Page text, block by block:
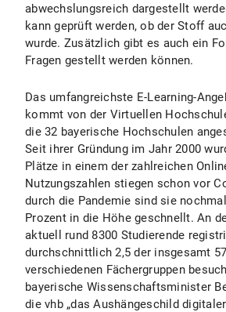
abwechslungsreich dargestellt
kann geprüft werden, ob der Stoff
wurde. Zusätzlich gibt es auch ein
Fragen gestellt werden können.
Das umfangreichste E-Learning-
kommt von der Virtuellen
die 32 bayerische Hochschulen
Seit ihrer Gründung im Jahr 2000
Plätze in einem der zahlreichen
Nutzungszahlen stiegen schon vor
durch die Pandemie sind sie
Prozent in die Höhe geschnellt. An
aktuell rund 8300 Studierende
durchschnittlich 2,5 der insgesamt
verschiedenen Fächergruppen
bayerische Wissenschaftsminister
die vhb „das Aushängeschild